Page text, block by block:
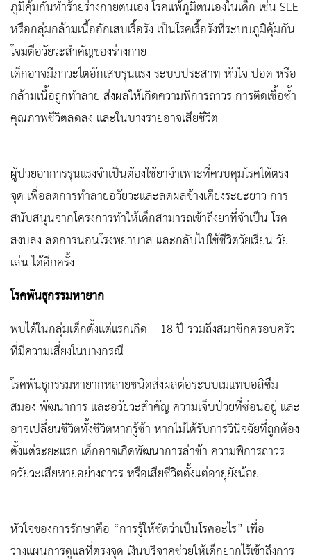
ภูมิคุ้มกันทำร้ายร่างกายตนเอง โรคแพ้ภูมิตนเองในเด็ก เช่น SLE
หรือกลุ่มกล้ามเนื้ออักเสบเรื้อรัง เป็นโรคเรื้อรังที่ระบบภูมิคุ้มกัน
โจมตีอวัยวะสำคัญของร่างกาย
เด็กอาจมีภาวะไตอักเสบรุนแรง ระบบประสาท หัวใจ ปอด หรือ
กล้ามเนื้อถูกทำลาย ส่งผลให้เกิดความพิการถาวร การติดเชื้อซ้ำ
คุณภาพชีวิตลดลง และในบางรายอาจเสียชีวิต
ผู้ป่วยอาการรุนแรงจำเป็นต้องใช้ยาจำเพาะที่ควบคุมโรคได้ตรง
จุด เพื่อลดการทำลายอวัยวะและลดผลข้างเคียงระยะยาว การ
สนับสนุนจากโครงการทำให้เด็กสามารถเข้าถึงยาที่จำเป็น โรค
สงบลง ลดการนอนโรงพยาบาล และกลับไปใช้ชีวิตวัยเรียน วัย
เล่น ได้อีกครั้ง
โรคพันธุกรรมหายาก
พบได้ในกลุ่มเด็กตั้งแต่แรกเกิด – 18 ปี รวมถึงสมาชิกครอบครัว
ที่มีความเสี่ยงในบางกรณี
โรคพันธุกรรมหายากหลายชนิดส่งผลต่อระบบเมแทบอลิซึม
สมอง พัฒนาการ และอวัยวะสำคัญ ความเจ็บป่วยที่ซ่อนอยู่ และ
อาจเปลี่ยนชีวิตทั้งชีวิตหากรู้ช้า หากไม่ได้รับการวินิจฉัยที่ถูกต้อง
ตั้งแต่ระยะแรก เด็กอาจเกิดพัฒนาการล่าช้า ความพิการถาวร
อวัยวะเสียหายอย่างถาวร หรือเสียชีวิตตั้งแต่อายุยังน้อย
หัวใจของการรักษาคือ “การรู้ให้ชัดว่าเป็นโรคอะไร” เพื่อ
วางแผนการดูแลที่ตรงจุด เงินบริจาคช่วยให้เด็กยากไร้เข้าถึงการ